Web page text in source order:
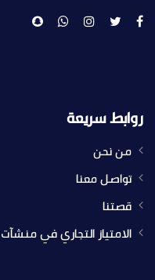
روابط سريعة
من نحن
تواصل معنا
قصتنا
الامتياز التجاري في منشآت